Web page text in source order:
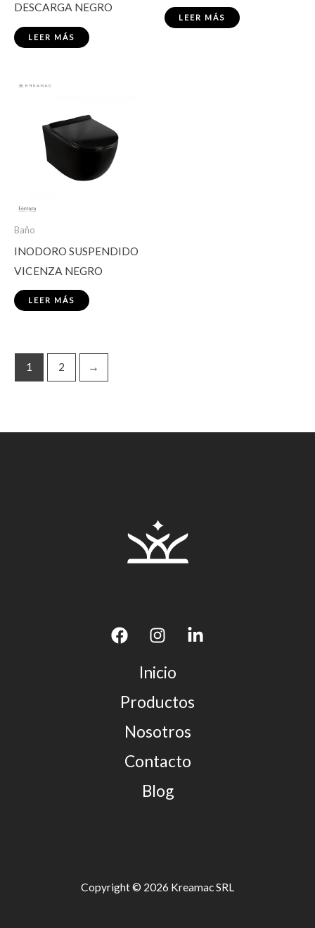
DESCARGA NEGRO
LEER MÁS
LEER MÁS
Baño
INODORO SUSPENDIDO
VICENZA NEGRO
LEER MÁS
1 2 →
Inicio
Productos
Nosotros
Contacto
Blog
Copyright © 2026 Kreamac SRL